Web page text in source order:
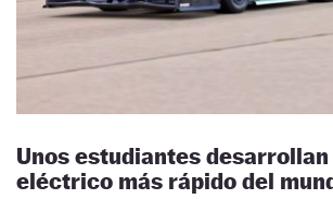
Unos estudiantes
eléctrico más rápido del